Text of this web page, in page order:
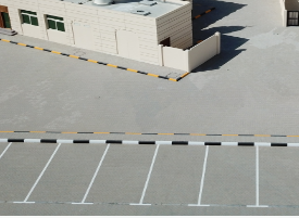
سياسة نظام إدارة
المنشآت
خدمات الدائرة